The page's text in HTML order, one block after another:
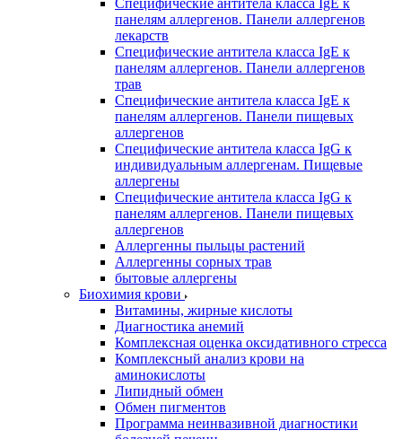
Специфические антитела класса IgE к
панелям аллергенов. Панели аллергенов
лекарств
Специфические антитела класса IgE к
панелям аллергенов. Панели аллергенов
трав
Специфические антитела класса IgE к
панелям аллергенов. Панели пищевых
аллергенов
Специфические антитела класса IgG к
индивидуальным аллергенам. Пищевые
аллергены
Специфические антитела класса IgG к
панелям аллергенов. Панели пищевых
аллергенов
Аллергенны пыльцы растений
Аллергенны сорных трав
бытовые аллергены
Биохимия крови
Витамины, жирные кислоты
Диагностика анемий
Комплексная оценка оксидативного стресса
Комплексный анализ крови на
аминокислоты
Липидный обмен
Обмен пигментов
Программа неинвазивной диагностики